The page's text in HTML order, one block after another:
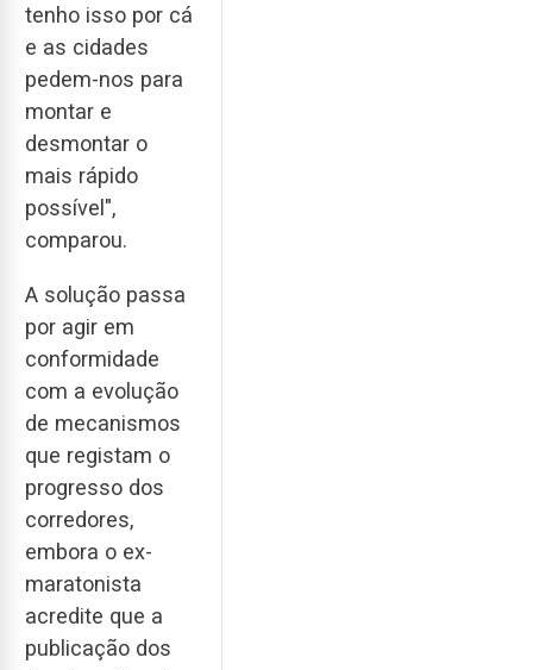
tenho isso por cá
e as cidades
pedem-nos para
montar e
desmontar o
mais rápido
possível",
comparou.
A solução passa
por agir em
conformidade
com a evolução
de mecanismos
que registam o
progresso dos
corredores,
embora o ex-
maratonista
acredite que a
publicação dos